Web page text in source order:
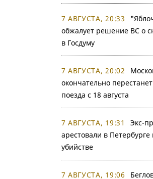
7 АВГУСТА, 20:33
обжалует решение ВС о
в Госдуму
7 АВГУСТА, 20:02
окончательно
поезда с 18 августа
7 АВГУСТА, 19:31
Экс-
арестовали в Петербурге
убийстве
7 АВГУСТА, 19:06